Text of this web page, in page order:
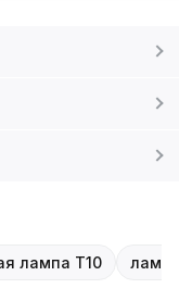
лампа T10